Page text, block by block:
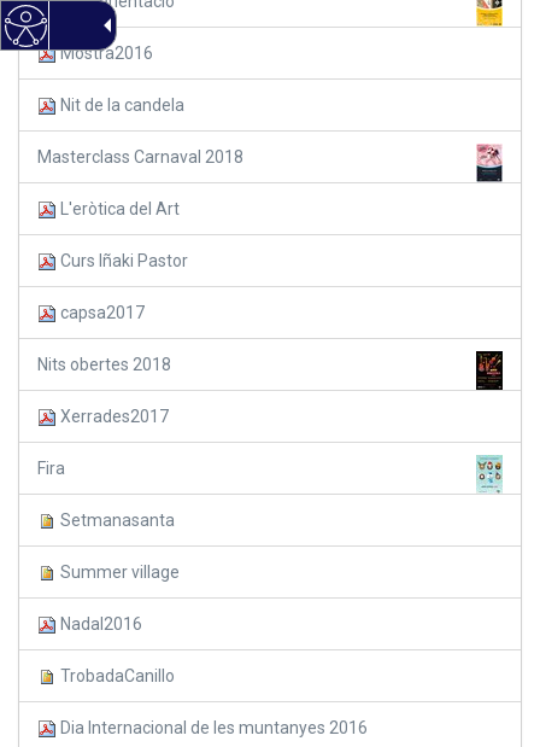
Mostra2016
Nit de la candela
Masterclass Carnaval 2018
L'eròtica del Art
Curs Iñaki Pastor
capsa2017
Nits obertes 2018
Xerrades2017
Fira
Setmanasanta
Summer village
Nadal2016
TrobadaCanillo
Dia Internacional de les muntanyes 2016